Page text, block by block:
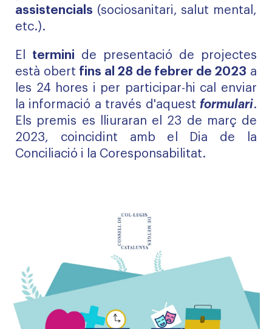
assistencials (sociosanitari, salut mental,
etc.).
El termini de presentació de projectes
està obert fins al 28 de febrer de 2023 a
les 24 hores i per participar-hi cal enviar
la informació a través d'aquest formulari.
Els premis es lliuraran el 23 de març de
2023, coincidint amb el Dia de la
Conciliació i la Coresponsabilitat.